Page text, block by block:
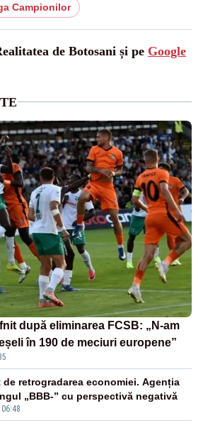
Campionilor
de Botosani și pe Google
după eliminarea FCSB: „N-am
în 190 de meciuri europene”
de retrogradarea economiei. Agenția
„BBB-” cu perspectivă negativă